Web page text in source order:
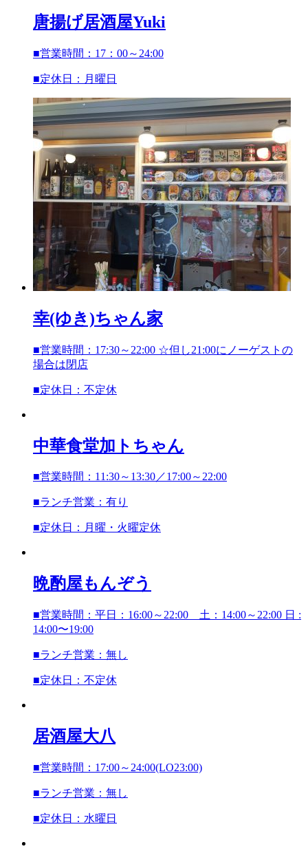
唐揚げ居酒屋Yuki
■営業時間：17：00～24:00
■定休日：月曜日
幸(ゆき)ちゃん家
■営業時間：17:30～22:00 ☆但し21:00にノーゲストの
場合は閉店
■定休日：不定休
中華食堂加トちゃん
■営業時間：11:30～13:30／17:00～22:00
■ランチ営業：有り
■定休日：月曜・火曜定休
晩酌屋もんぞう
■営業時間：平日：16:00～22:00 土：14:00～22:00 日 :
14:00〜19:00
■ランチ営業：無し
■定休日：不定休
居酒屋大八
■営業時間：17:00～24:00(LO23:00)
■ランチ営業：無し
■定休日：水曜日